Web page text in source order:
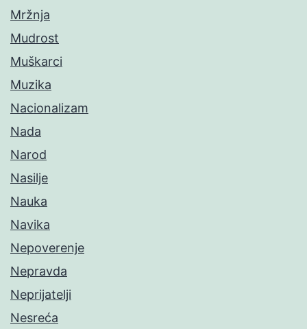
Mržnja
Mudrost
Muškarci
Muzika
Nacionalizam
Nada
Narod
Nasilje
Nauka
Navika
Nepoverenje
Nepravda
Neprijatelji
Nesreća